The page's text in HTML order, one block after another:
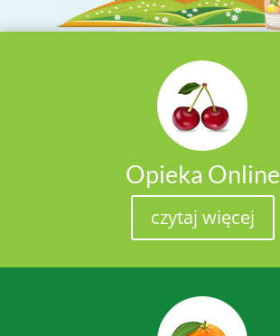
Opieka Online
czytaj więcej